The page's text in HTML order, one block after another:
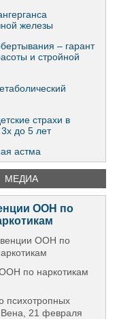
железы
– гарант
и стройной
страхи в
3х до 5 лет
астма
МЕДИА
ООН по
по наркотикам
психотропных
21 февраля